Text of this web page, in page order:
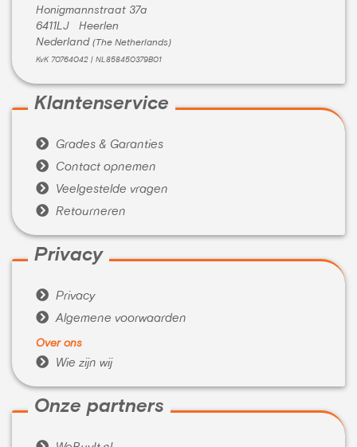
Honigmannstraat 37a
6411LJ Heerlen
Nederland (The Netherlands)
KvK 70764042 | NL858450379B01
Klantenservice
 Grades & Garanties
 Contact opnemen
 Veelgestelde vragen
 Retourneren
Privacy
 Privacy
 Algemene voorwaarden
Over ons
 Wie zijn wij
Onze partners